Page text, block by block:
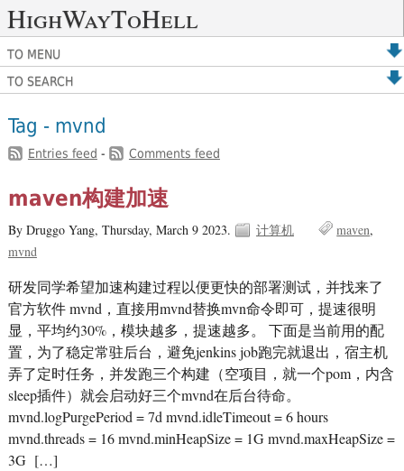
HighWayToHell
TO MENU
TO SEARCH
Tag - mvnd
Entries feed - Comments feed
maven构建加速
By Druggo Yang, Thursday, March 9 2023. 计算机
maven
mvnd
研发同学希望加速构建过程以便更快的部署测试，并找来了
官方软件 mvnd，直接用mvnd替换mvn命令即可，提速很明
显，平均约30%，模块越多，提速越多。 下面是当前用的配
置，为了稳定常驻后台，避免jenkins job跑完就退出，宿主机
弄了定时任务，并发跑三个构建（空项目，就一个pom，内含
sleep插件）就会启动好三个mvnd在后台待命。
mvnd.logPurgePeriod = 7d mvnd.idleTimeout = 6 hours
mvnd.threads = 16 mvnd.minHeapSize = 1G mvnd.maxHeapSize =
3G […]